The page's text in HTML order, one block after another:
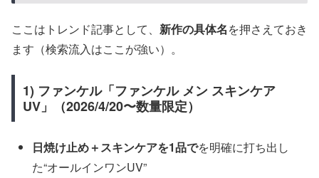
ここはトレンド記事として、 新作の具体名を押さえておき
ます（検索流入はここが強い）。
1) ファンケル「ファンケル メン スキンケア
UV」（2026/4/20〜数量限定）
日焼け止め＋スキンケアを1品でを明確に打ち出し
た“オールインワンUV”